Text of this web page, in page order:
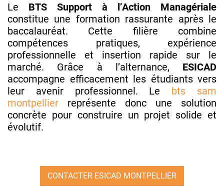
Le BTS Support à l’Action Managériale
constitue une formation rassurante après le
baccalauréat. Cette filière combine
compétences pratiques, expérience
professionnelle et insertion rapide sur le
marché. Grâce à l’alternance, ESICAD
accompagne efficacement les étudiants vers
leur avenir professionnel. Le bts sam
montpellier représente donc une solution
concrète pour construire un projet solide et
évolutif.
CONTACTER ESICAD MONTPELLIER